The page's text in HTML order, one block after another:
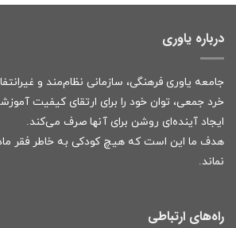
درباره یاوری
جامعه یاوری فرهنگی، سازمانی نظام‌مند و
خرد جمعی، توان خود را برای ارتقای کیفیت
ایجاد آینده‌ای روشن برای آنها صرف می‌کند.
هدف ما این است که هیچ کودکی به خاطر فقر
نماند.
راه‌های ارتباطی